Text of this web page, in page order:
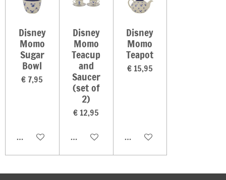
Disney
Momo
Sugar
Bowl
€ 7,95
In winkelwagen
Disney
Momo
Teacup
and
Saucer
(set of
2)
€ 12,95
In winkelwagen
Disney
Momo
Teapot
€ 15,95
In winkelwagen